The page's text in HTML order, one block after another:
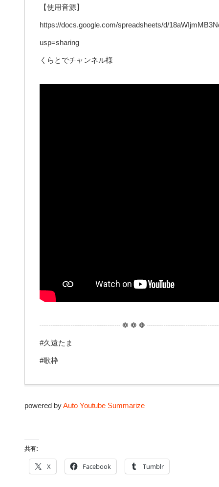
【使用音源】
https://docs.google.com/spreadsheets/d/
usp=sharing
くらとでチャンネル様
┈┈┈┈┈┈┈┈┈┈┈ ❁ ❁ ❁
#久遠たま
#歌枠
powered byAuto Youtube Summarize
共有:
X Facebook Tumblr